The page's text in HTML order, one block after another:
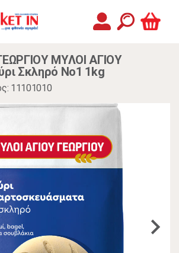
ΜΥΛΟΙ ΑΓΙΟΥ
Σκληρό Νο1 1kg
11101010